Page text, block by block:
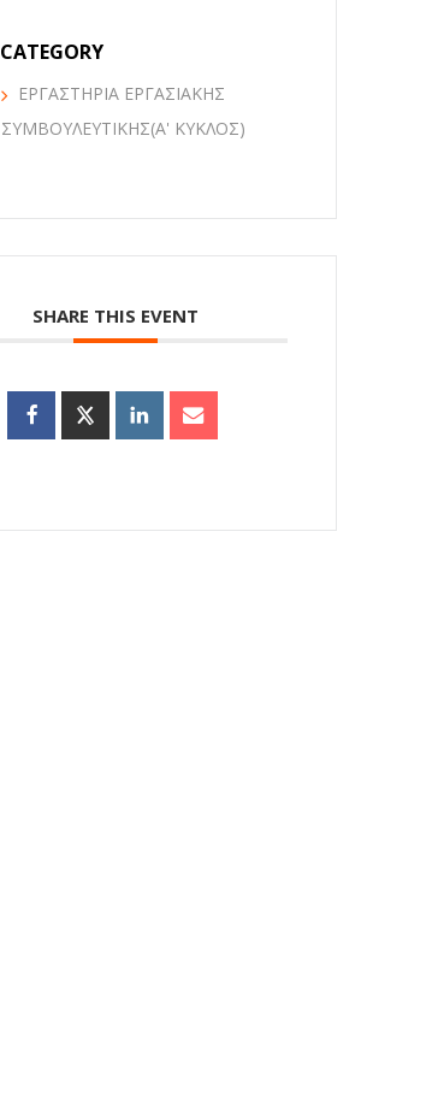
CATEGORY
ΕΡΓΑΣΤΗΡΙΑ ΕΡΓΑΣΙΑΚΗΣ
ΣΥΜΒΟΥΛΕΥΤΙΚΗΣ(Α' ΚΥΚΛΟΣ)
SHARE THIS EVENT